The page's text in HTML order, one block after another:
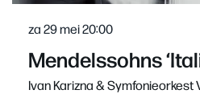
Mendelssohns
Ivan Karizna & Symfonieorkest
za 29 mei20:00